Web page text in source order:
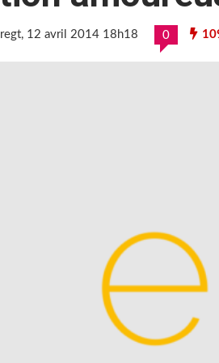
, 12 avril 2014 18h18 0